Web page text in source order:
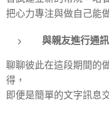
把心力專注與做自己能
與親友進行通
聊聊彼此在這段期間的
得，
即便是簡單的文字訊息